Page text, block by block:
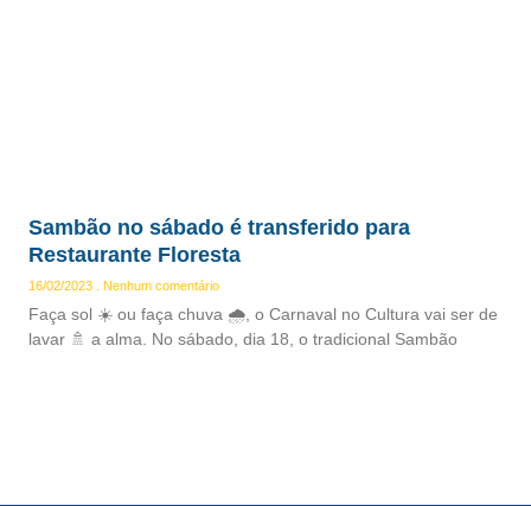
Sambão no sábado é transferido para
Restaurante Floresta
16/02/2023 Nenhum comentário
Faça sol ☀️ ou faça chuva 🌧️, o Carnaval no Cultura vai ser de
lavar 🚿 a alma. No sábado, dia 18, o tradicional Sambão